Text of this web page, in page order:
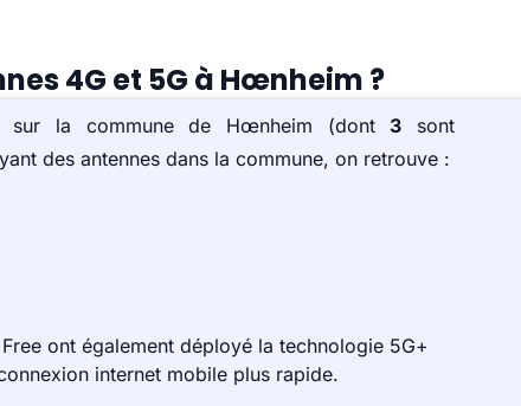
4G et 5G à Hœnheim ?
sur la commune de Hœnheim (dont3 sont
des antennes dans la commune, on retrouve :
ont également déployé la technologie 5G+
internet mobile plus rapide.